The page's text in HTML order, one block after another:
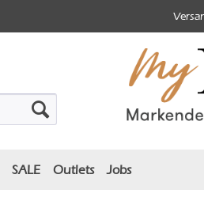
SALE Outlets Jobs